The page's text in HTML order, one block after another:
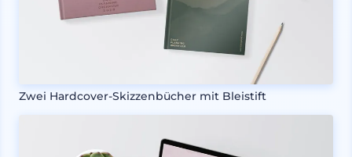
Zwei Hardcover-Skizzenbücher mit Bleistift